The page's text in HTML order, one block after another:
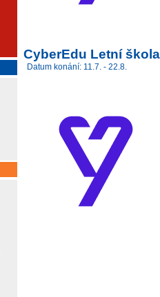
CyberEdu Letní
Datum konání: 11.7. - 22.8.